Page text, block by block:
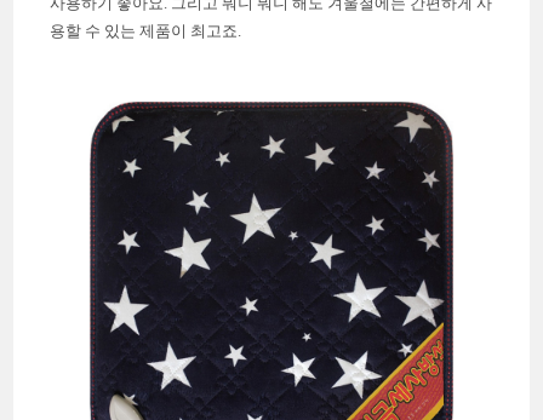
용할 수 있는 제품이 최고죠.